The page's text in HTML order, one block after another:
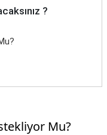
?
Mu?